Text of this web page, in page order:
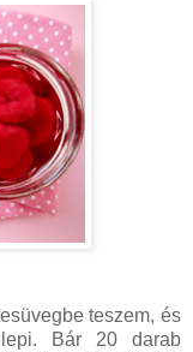
teszem, és
Bár 20 darab